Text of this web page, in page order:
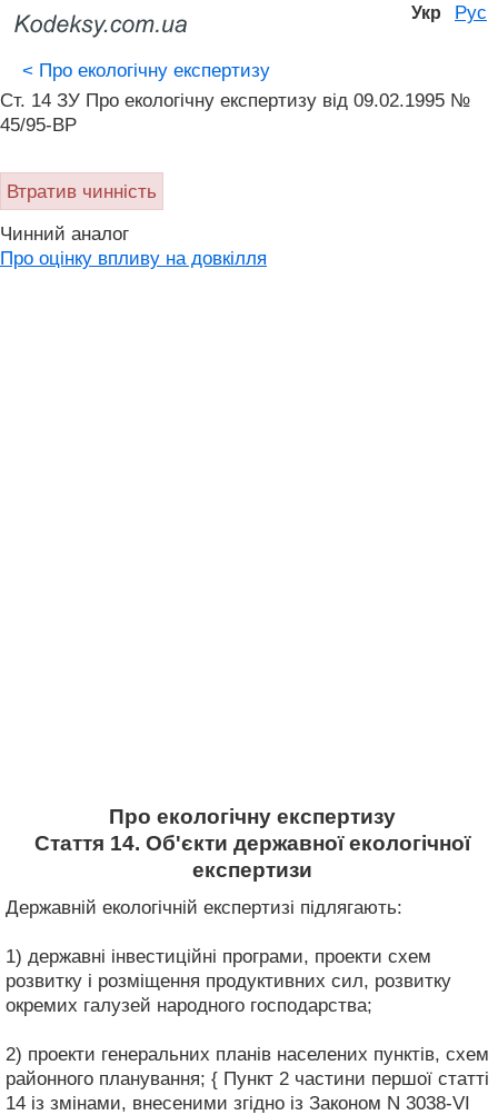
Укр Рус
< Про екологічну експертизу
Ст. 14 ЗУ Про екологічну експертизу від 09.02.1995 №
45/95-ВР
Втратив чинність
Чинний аналог
Про оцінку впливу на довкілля
Про екологічну експертизу
Стаття 14. Об'єкти державної екологічної
експертизи
Державній екологічній експертизі підлягають:
1) державні інвестиційні програми, проекти схем
розвитку і розміщення продуктивних сил, розвитку
окремих галузей народного господарства;
2) проекти генеральних планів населених пунктів, схем
районного планування; { Пункт 2 частини першої статті
14 із змінами, внесеними згідно із Законом N 3038-VI